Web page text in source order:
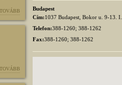
TOVÁBB
TOVÁBB
Budapest
Cím:1037 Budapest, Bokor u. 9-13.
Telefon:388-1260; 388-1262
Fax:388-1260; 388-1262